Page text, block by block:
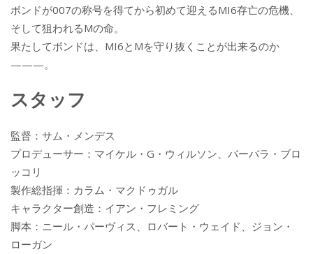
ボンドが007の称号を得てから初めて迎えるMI6存亡の危機、
そして狙われるMの命。
果たしてボンドは、MI6とMを守り抜くことが出来るのか
———。
スタッフ
監督：サム・メンデス
プロデューサー：マイケル・G・ウィルソン、バーバラ・ブロ
ッコリ
製作総指揮：カラム・マクドゥガル
キャラクター創造：イアン・フレミング
脚本：ニール・パーヴィス、ロバート・ウェイド、ジョン・
ローガン